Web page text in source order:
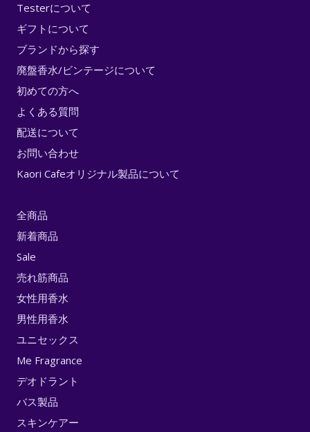
Testerについて
ギフトについて
ブランドから探す
廃盤香水/ビンテージについて
初めての方へ
よくある質問
配送について
お問い合わせ
Kaori Cafeオリジナル製品について
全商品
新着商品
Sale
売れ筋商品
女性用香水
男性用香水
ユニセックス
Me Fragrance
デオドラント
バス製品
スキンケアー